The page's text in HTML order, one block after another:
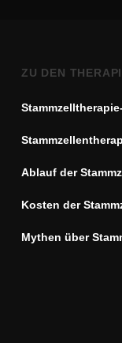
ZU DEN
Ablauf der
Kosten der
Mythen über